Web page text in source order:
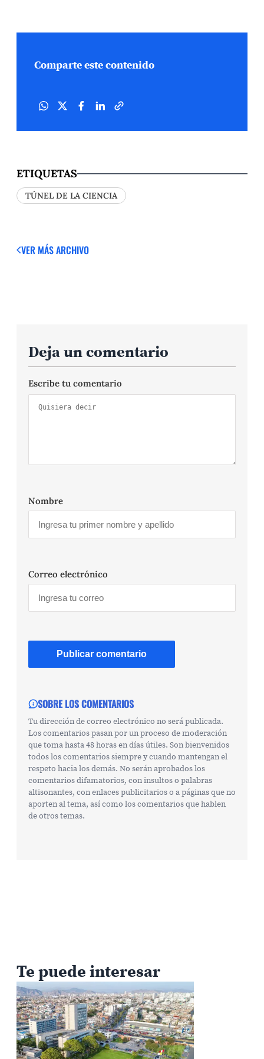
Comparte este contenido
ETIQUETAS
TÚNEL DE LA CIENCIA
VER MÁSARCHIVO
Deja un comentario
Escribe tu comentario
Nombre
Correo electrónico
SOBRE LOS COMENTARIOS
Tu dirección de correo electrónico no será publicada.
Los comentarios pasan por un proceso de moderación
que toma hasta 48 horas en días útiles. Son bienvenidos
todos los comentarios siempre y cuando mantengan el
respeto hacia los demás. No serán aprobados los
comentarios difamatorios, con insultos o palabras
altisonantes, con enlaces publicitarios o a páginas que no
aporten al tema, así como los comentarios que hablen
de otros temas.
Te puede interesar